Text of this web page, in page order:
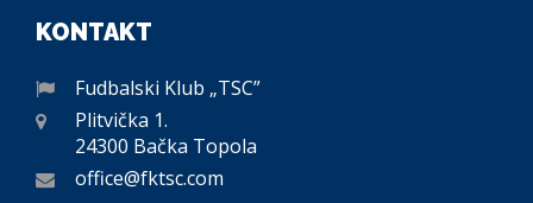
KONTAKT
Fudbalski Klub „TSC”
Plitvička 1.
24300 Bačka Topola
office@fktsc.com